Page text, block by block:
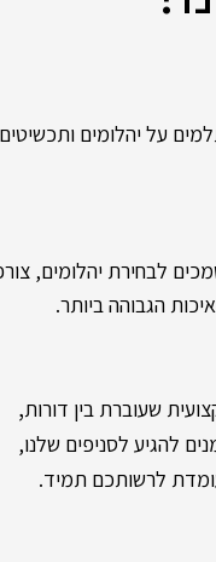
על יהלומים
לבחירת יהלומים,
הגבוהה ביותר.
שעוברת בין דורות,
לרשותכם תמיד.